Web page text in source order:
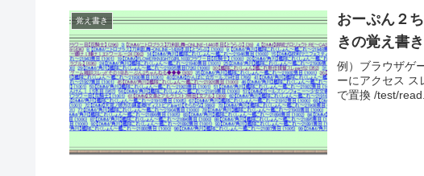
覚え書き
おーぷん２
きの覚え書き
例）ブラウザゲ
ーにアクセス ス
で置換 /test/